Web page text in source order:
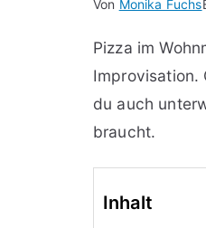
Von Monika Fuchs
Pizza im
Improvisation.
du auch
braucht.
Inhalt